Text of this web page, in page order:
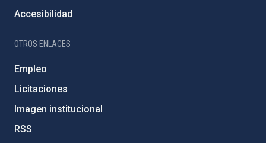
Accesibilidad
OTROS ENLACES
Empleo
Licitaciones
Imagen institucional
RSS